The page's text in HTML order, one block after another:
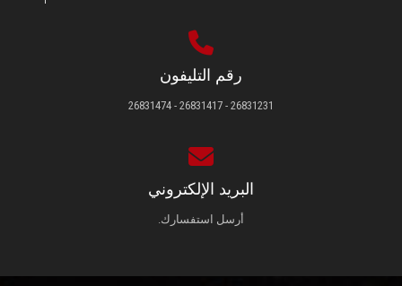
رقم التليفون
26831231 - 26831417 - 26831474
البريد الإلكتروني
أرسل استفسارك.